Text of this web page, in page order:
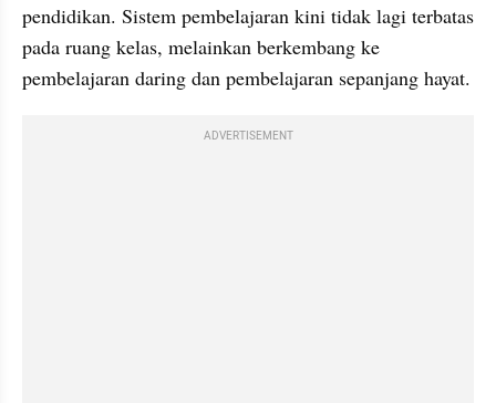
pendidikan. Sistem pembelajaran kini tidak lagi terbatas
pada ruang kelas, melainkan berkembang ke
pembelajaran daring dan pembelajaran sepanjang hayat.
ADVERTISEMENT